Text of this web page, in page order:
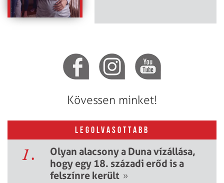
Kövessen minket!
LEGOLVASOTTABB
1.
Olyan alacsony a Duna vízállása,
hogy egy 18. századi erőd is a
felszínre került »